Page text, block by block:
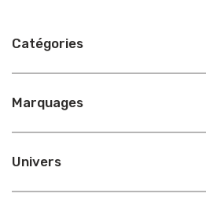
Catégories
Marquages
Univers